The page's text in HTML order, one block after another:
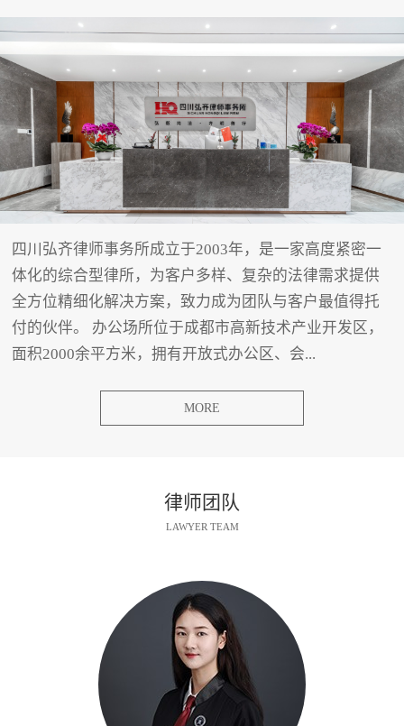
四川弘齐律师事务所成立于2003年，是一家高度紧密一
体化的综合型律所，为客户多样、复杂的法律需求提供
全方位精细化解决方案，致力成为团队与客户最值得托
付的伙伴。 办公场所位于成都市高新技术产业开发区，
面积2000余平方米，拥有开放式办公区、会...
MORE
律师团队
LAWYER TEAM